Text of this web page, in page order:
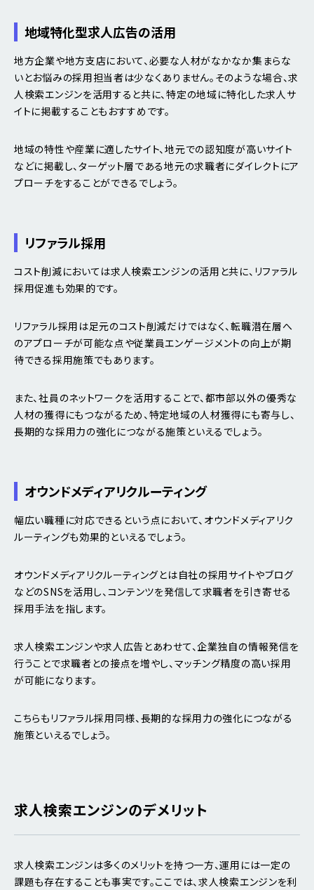
地域特化型求人広告の活用
地方企業や地方支店において、必要な人材がなかなか集まらな
いとお悩みの採用担当者は少なくありません。そのような場合、求
人検索エンジンを活用すると共に、特定の地域に特化した求人サ
イトに掲載することもおすすめです。
地域の特性や産業に適したサイト、地元での認知度が高いサイト
などに掲載し、ターゲット層である地元の求職者にダイレクトにア
プローチをすることができるでしょう。
リファラル採用
コスト削減においては求人検索エンジンの活用と共に、リファラル
採用促進も効果的です。
リファラル採用は足元のコスト削減だけではなく、転職潜在層へ
のアプローチが可能な点や従業員エンゲージメントの向上が期
待できる採用施策でもあります。
また、社員のネットワークを活用することで、都市部以外の優秀な
人材の獲得にもつながるため、特定地域の人材獲得にも寄与し、
長期的な採用力の強化につながる施策といえるでしょう。
オウンドメディアリクルーティング
幅広い職種に対応できるという点において、オウンドメディアリク
ルーティングも効果的といえるでしょう。
オウンドメディアリクルーティングとは自社の採用サイトやブログ
などのSNSを活用し、コンテンツを発信して求職者を引き寄せる
採用手法を指します。
求人検索エンジンや求人広告とあわせて、企業独自の情報発信を
行うことで求職者との接点を増やし、マッチング精度の高い採用
が可能になります。
こちらもリファラル採用同様、長期的な採用力の強化につながる
施策といえるでしょう。
求人検索エンジンのデメリット
求人検索エンジンは多くのメリットを持つ一方、運用には一定の
課題も存在することも事実です。ここでは、求人検索エンジンを利